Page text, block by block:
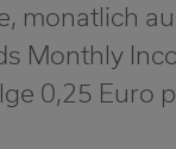
monatlich
Monthly
0,25 Euro